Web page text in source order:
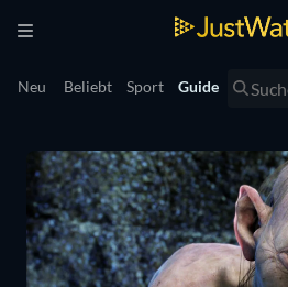
Neu Beliebt Sport Guide